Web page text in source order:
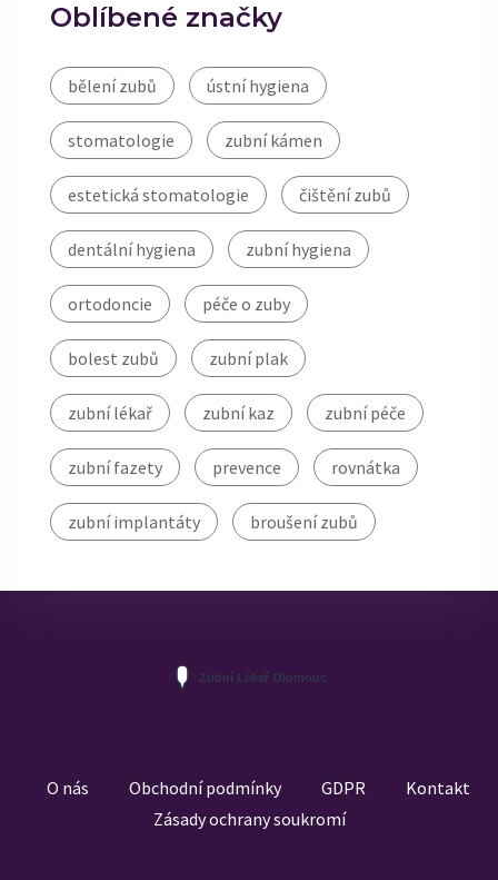
Oblíbené značky
bělení zubů ústní hygiena
stomatologie zubní kámen
estetická stomatologie čištění zubů
dentální hygiena zubní hygiena
ortodoncie péče o zuby
bolest zubů zubní plak
zubní lékař zubní kaz zubní péče
zubní fazety prevence rovnátka
zubní implantáty broušení zubů
O nás Obchodní podmínky GDPR
Kontakt
Zásady ochrany soukromí